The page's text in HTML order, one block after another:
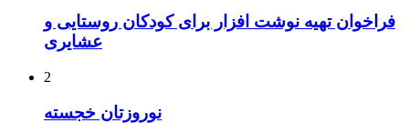
فراخوان تهیه نوشت افزار برای کودکان روستایی و
عشایری
2
نوروزتان خجسته